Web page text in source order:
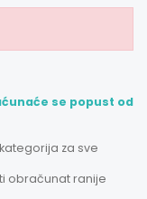
se popust od
za sve
obračunat ranije